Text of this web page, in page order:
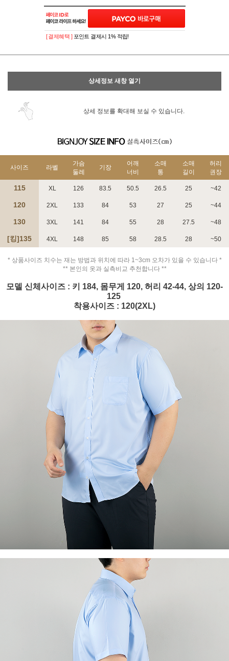
이벤트페이포인트 적립 혜택 2배 UP!
페이코 ID로 페
PAYCO 바로구매
[ 결제혜택 ] 포인트 결제시 1% 적립!
상세정보 새창 열기
상세 정보를 확대해 보실 수 있습니다.
사이즈 라벨
가슴
둘레
기장
어깨
너비
소매
통
소매
길이
허리
권장
115 XL 126 83.5 50.5 26.5 25 ~42
120 2XL 133 84 53 27 25 ~44
130 3XL 141 84 55 28 27.5 ~48
[킹]135 4XL 148 85 58 28.5 28 ~50
* 상품사이즈 치수는 재는 방법과 위치에 따라 1~3cm 오차가 있을 수 있습니다 *
** 본인의 옷과 실측비교 추천합니다 **
모델 신체사이즈 : 키 184, 몸무게 120, 허리 42-44, 상의 120-
125
착용사이즈 : 120(2XL)